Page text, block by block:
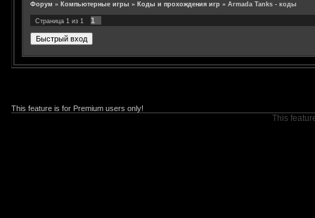
Форум » Компьютерные игры » Коды и прохождения игр » Armada Tanks - коды
Страница 1 из 1 1
This feature is for Premium users only!
This